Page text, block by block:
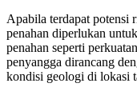
Apabila terdapat potensi
penahan diperlukan
penahan seperti
penyangga dirancang
kondisi geologi di lokasi